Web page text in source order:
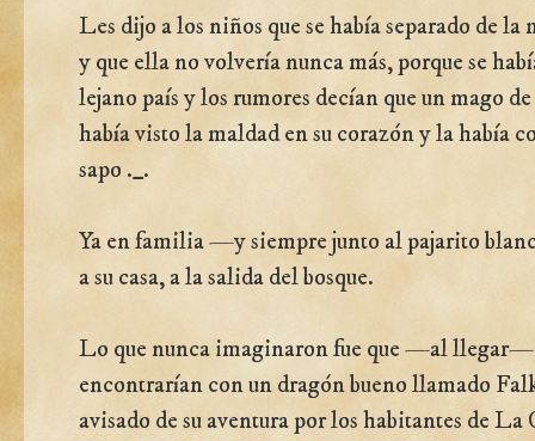
Les dijo a los niños que se había separado de la
y que ella no volvería nunca más, porque se
lejano país y los rumores decían que un mago
había visto la maldad en su corazón y la había
sapo ._.
Ya en familia —y siempre junto al pajarito
a su casa, a la salida del bosque.
Lo que nunca imaginaron fue que —al llegar—
encontrarían con un dragón bueno llamado
avisado de su aventura por los habitantes de La